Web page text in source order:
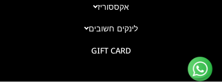
אקססוריז
לינקים חשובים
GIFT CARD